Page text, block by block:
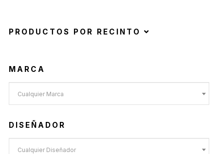
PRODUCTOS POR RECINTO
MARCA
Cualquier Marca
DISEÑADOR
Cualquier Diseñador